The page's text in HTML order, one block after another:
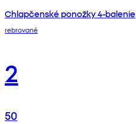
Chlapčenské ponožky 4-balenie
rebrované
2
50